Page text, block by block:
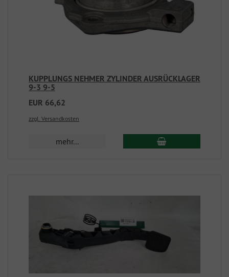
KUPPLUNGS NEHMER ZYLINDER AUSRÜCKLAGER
9-3 9-5
EUR 66,62
zzgl. Versandkosten
mehr...